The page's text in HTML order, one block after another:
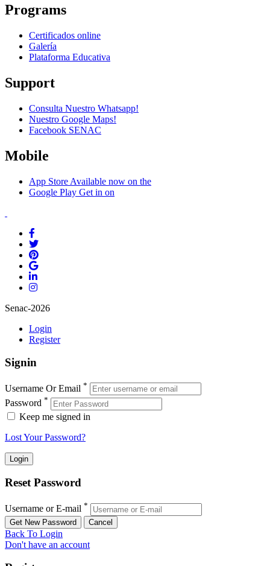
Programs
Certificados online
Galería
Plataforma Educativa
Support
Consulta Nuestro Whatsapp!
Nuestro Google Maps!
Facebook SENAC
Mobile
App Store Available now on the
Google Play Get in on
Senac-2026
Login
Register
Signin
Username Or Email *
Password *
Keep me signed in
Lost Your Password?
Reset Password
Username or E-mail *
Back To Login
Don't have an account